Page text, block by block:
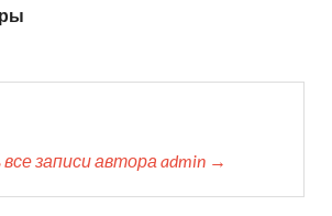
записи автора admin →